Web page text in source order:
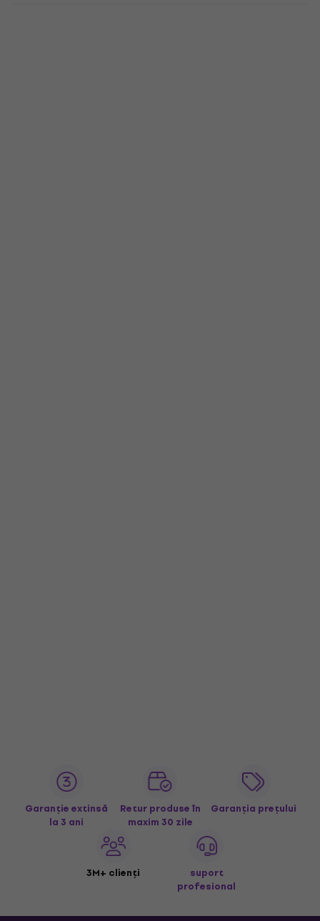
Garanție extinsă
la 3 ani
Retur produse în
maxim 30 zile
Garanția prețului
3M+ clienți
suport
profesional